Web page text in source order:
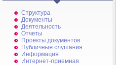
Структура
Документы
Деятельность
Отчеты
Проекты документов
Публичные слушания
Информация
Интернет-приемная